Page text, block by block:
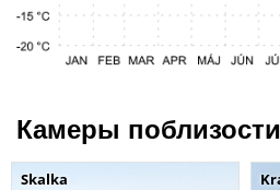
Камеры поблизости
Skalka